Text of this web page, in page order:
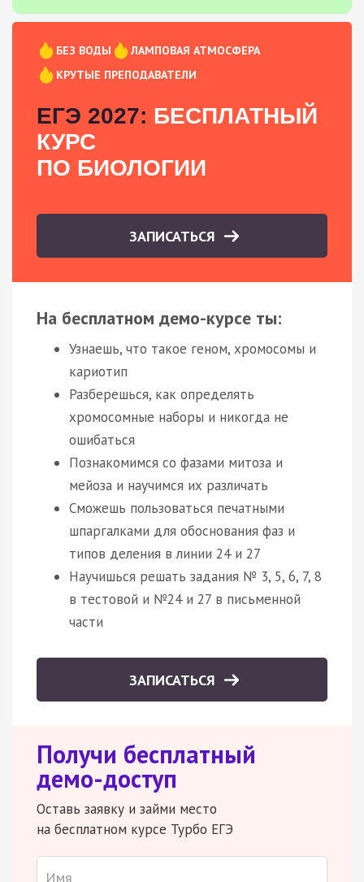
БЕЗ ВОДЫ
ЛАМПОВАЯ АТМОСФЕРА
КРУТЫЕ ПРЕПОДАВАТЕЛИ
ЕГЭ 2027: БЕСПЛАТНЫЙ
КУРС
ПО БИОЛОГИИ
ЗАПИСАТЬСЯ
На бесплатном демо-курсе ты:
Узнаешь, что такое геном, хромосомы и
кариотип
Разберешься, как определять
хромосомные наборы и никогда не
ошибаться
Познакомимся со фазами митоза и
мейоза и научимся их различать
Сможешь пользоваться печатными
шпаргалками для обоснования фаз и
типов деления в линии 24 и 27
Научишься решать задания № 3, 5, 6, 7, 8
в тестовой и №24 и 27 в письменной
части
ЗАПИСАТЬСЯ
Получи бесплатный
демо-доступ
Оставь заявку и займи место
на бесплатном курсе Турбо ЕГЭ